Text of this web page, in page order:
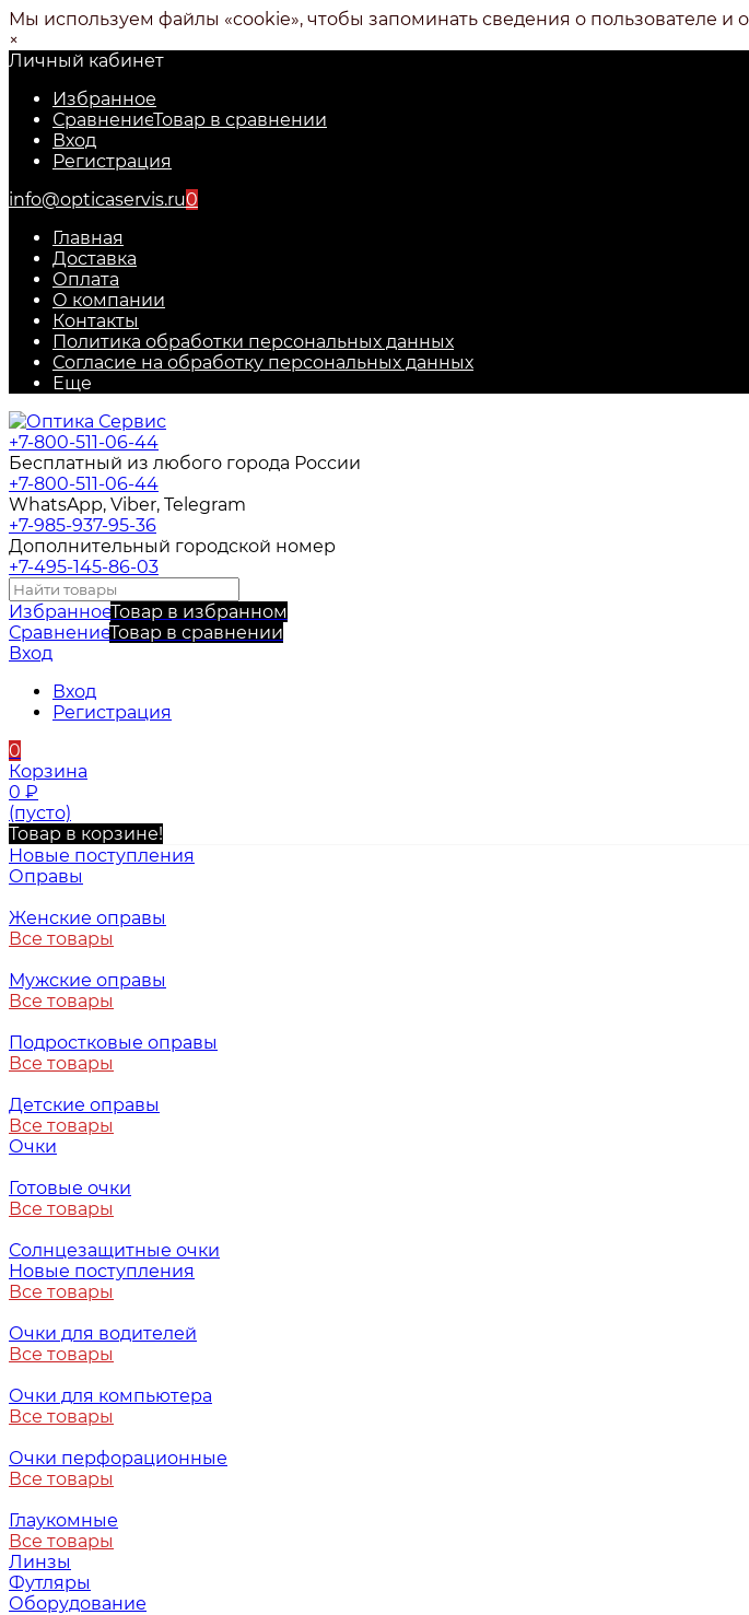
Мы используем файлы «cookie», чтобы запоминать сведения о пользователе
×
Личный кабинет
Избранное
СравнениеТовар в сравнении
Вход
Регистрация
info@opticaservis.ru0
Главная
Доставка
Оплата
О компании
Контакты
Политика обработки персональных данных
Согласие на обработку персональных данных
Еще
+7-800-511-06-44
Бесплатный из любого города России
+7-800-511-06-44
WhatsApp, Viber, Telegram
+7-985-937-95-36
Дополнительный городской номер
+7-495-145-86-03
ИзбранноеТовар в избранном
СравнениеТовар в сравнении
Вход
Вход
Регистрация
0
Корзина
0 ₽
(пусто)
Товар в корзине!
Новые поступления
Оправы
Женские оправы
Все товары
Мужские оправы
Все товары
Подростковые оправы
Все товары
Детские оправы
Все товары
Очки
Готовые очки
Все товары
Солнцезащитные очки
Новые поступления
Все товары
Очки для водителей
Все товары
Очки для компьютера
Все товары
Очки перфорационные
Все товары
Глаукомные
Все товары
Линзы
Футляры
Оборудование